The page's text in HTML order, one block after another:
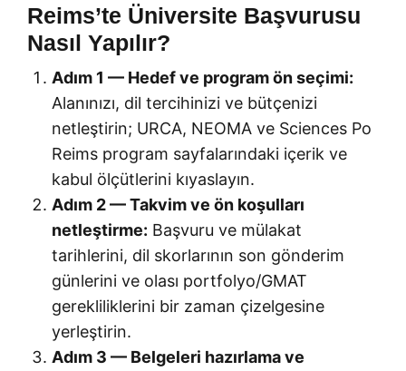
Reims’te Üniversite Başvurusu
Nasıl Yapılır?
Adım 1 — Hedef ve program ön seçimi:
Alanınızı, dil tercihinizi ve bütçenizi
netleştirin; URCA, NEOMA ve Sciences Po
Reims program sayfalarındaki içerik ve
kabul ölçütlerini kıyaslayın.
Adım 2 — Takvim ve ön koşulları
netleştirme: Başvuru ve mülakat
tarihlerini, dil skorlarının son gönderim
günlerini ve olası portfolyo/GMAT
gerekliliklerini bir zaman çizelgesine
yerleştirin.
Adım 3 — Belgeleri hazırlama ve